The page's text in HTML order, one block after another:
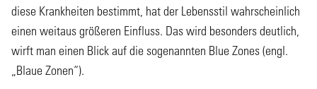
diese Krankheiten bestimmt, hat der Lebensstil wahrscheinlich
einen weitaus größeren Einfluss. Das wird besonders deutlich,
wirft man einen Blick auf die sogenannten Blue Zones (engl.
„Blaue Zonen“).